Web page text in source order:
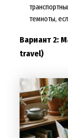
темноты,
Вариант 2:
travel)